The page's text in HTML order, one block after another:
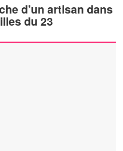
d’un artisan dans
du 23